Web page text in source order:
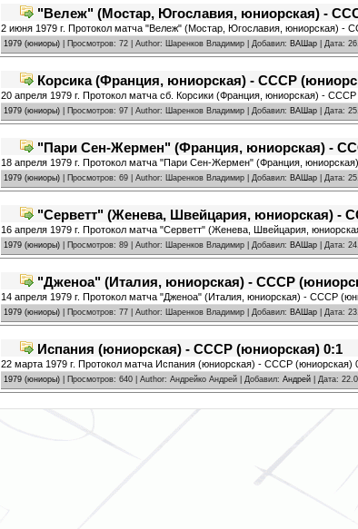
"Вележ" (Мостар, Югославия, юниорская) -
2 июня 1979 г. Протокол матча "Вележ" (Мостар, Югославия, юниорская) -
1979 (юниоры) | Просмотров: 72 | Author: Шаренков Владимир | Добавил: ВАШар | Дата:
Корсика (Франция, юниорская) - СССР
20 апреля 1979 г. Протокол матча сб. Корсики (Франция, юниорская) -
1979 (юниоры) | Просмотров: 97 | Author: Шаренков Владимир | Добавил: ВАШар | Дата:
"Пари Сен-Жермен" (Франция, юниорская) -
18 апреля 1979 г. Протокол матча "Пари Сен-Жермен" (Франция,
1979 (юниоры) | Просмотров: 69 | Author: Шаренков Владимир | Добавил: ВАШар | Дата:
"Серветт" (Женева, Швейцария, юниорская) -
16 апреля 1979 г. Протокол матча "Серветт" (Женева, Швейцария,
1979 (юниоры) | Просмотров: 89 | Author: Шаренков Владимир | Добавил: ВАШар | Дата:
"Дженоа" (Италия, юниорская) - СССР
14 апреля 1979 г. Протокол матча "Дженоа" (Италия, юниорская) - СССР
1979 (юниоры) | Просмотров: 77 | Author: Шаренков Владимир | Добавил: ВАШар | Дата:
Испания (юниорская) - СССР (юниорская) 0:1
22 марта 1979 г. Протокол матча Испания (юниорская) - СССР (юниорская)
1979 (юниоры) | Просмотров: 640 | Author: Андрейко Андрей | Добавил: Андрей | Дата: